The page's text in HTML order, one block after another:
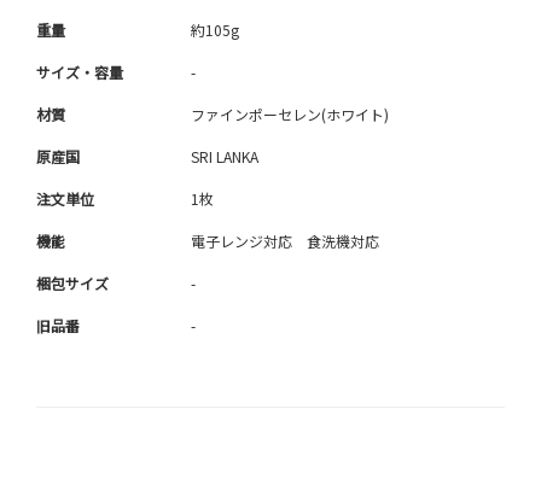
重量 約105g
サイズ・容量 -
材質 ファインポーセレン(ホワイト)
原産国 SRI LANKA
注文単位 1枚
機能 電子レンジ対応 食洗機対応
梱包サイズ -
旧品番 -